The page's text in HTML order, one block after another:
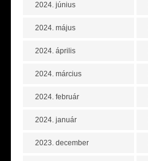
2024. június
2024. május
2024. április
2024. március
2024. február
2024. január
2023. december